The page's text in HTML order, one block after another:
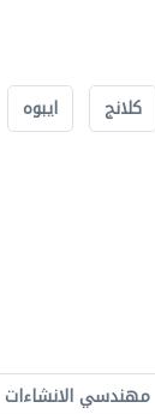
كلانج ايبوه
مهندسي الانشاءات